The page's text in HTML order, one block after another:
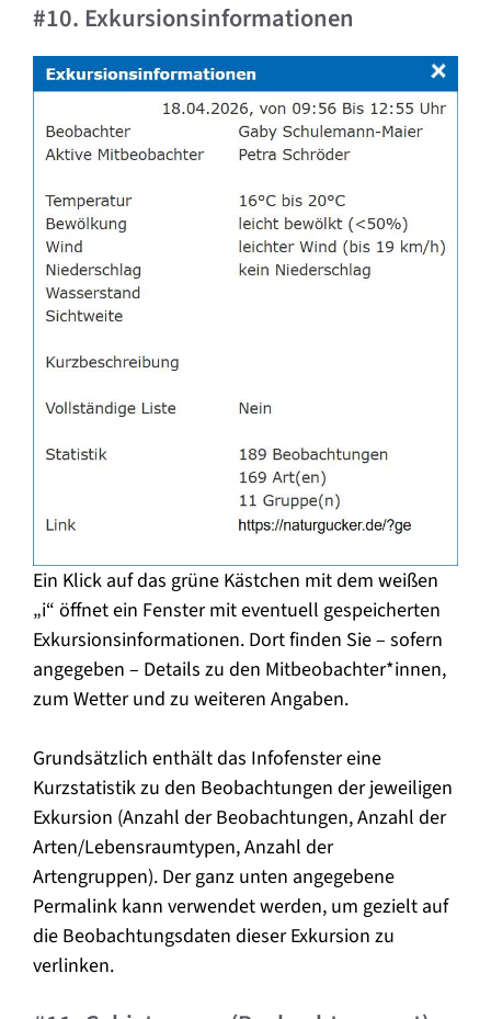
#10. Exkursionsinformationen
Ein Klick auf das grüne Kästchen mit dem weißen
„i“ öffnet ein Fenster mit eventuell gespeicherten
Exkursionsinformationen. Dort finden Sie – sofern
angegeben – Details zu den Mitbeobachter*innen,
zum Wetter und zu weiteren Angaben.
Grundsätzlich enthält das Infofenster eine
Kurzstatistik zu den Beobachtungen der jeweiligen
Exkursion (Anzahl der Beobachtungen, Anzahl der
Arten/Lebensraumtypen, Anzahl der
Artengruppen). Der ganz unten angegebene
Permalink kann verwendet werden, um gezielt auf
die Beobachtungsdaten dieser Exkursion zu
verlinken.